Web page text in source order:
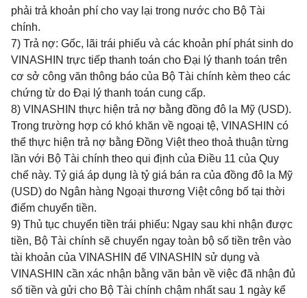
phải trả khoản phí cho vay lại trong nước cho Bộ Tài
chính.
7) Trả nợ: Gốc, lãi trái phiếu và các khoản phí phát sinh do
VINASHIN trực tiếp thanh toán cho Đại lý thanh toán trên
cơ sở công văn thông báo của Bộ Tài chính kèm theo các
chứng từ do Đại lý thanh toán cung cấp.
8) VINASHIN thực hiện trả nợ bằng đồng đô la Mỹ (USD).
Trong trường hợp có khó khăn về ngoại tệ, VINASHIN có
thể thực hiện trả nợ bằng Đồng Việttheo thoả thuận từng
lần với Bộ Tài chính theo qui định của Điều 11 của Quy
chế này. Tỷ giá áp dụng là tỷ giá bán ra của đồng đô la Mỹ
(USD) do Ngân hàng Ngoại thương Việtcông bố tại thời
điểm chuyển tiền.
9) Thủ tục chuyển tiền trái phiếu: Ngay sau khi nhận được
tiền, Bộ Tài chính sẽ chuyển ngay toàn bộ số tiền trên vào
tài khoản của VINASHIN để VINASHIN sử dụng và
VINASHIN cần xác nhận bằng văn bản về việc đã nhận đủ
số tiền và gửi cho Bộ Tài chính chậm nhất sau 1 ngày kể